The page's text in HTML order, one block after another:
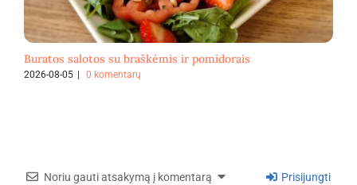
Buratos salotos su braškėmis ir pomidorais
2026-08-05 0 komentarų
Noriu gauti atsakymą į komentarą Prisijungti